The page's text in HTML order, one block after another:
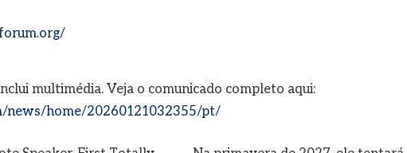
multimédia. Veja o comunicado completo aqui:
news/home/20260121032355/pt/